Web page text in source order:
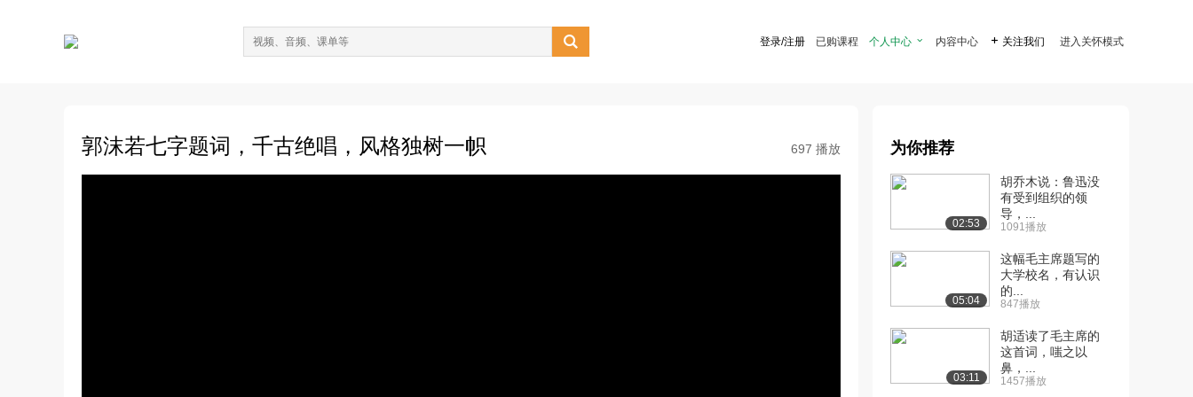
 登录/注册 已购课程 个人中心  内容中心  关注我们 进入关怀模式
郭沫若七字题词，千古绝唱，风格独树一帜 697 播放 为你推荐
02:53
胡乔木说：鲁迅没
有受到组织的领
导，...
1091播放
05:04
这幅毛主席题写的
大学校名，有认识
的...
847播放
03:11
胡适读了毛主席的
这首词，嗤之以
鼻，...
1457播放